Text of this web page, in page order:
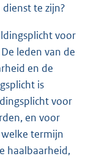
te zijn?
voor
leden van de
en de
is
voor
en voor
welke termijn
haalbaarheid,